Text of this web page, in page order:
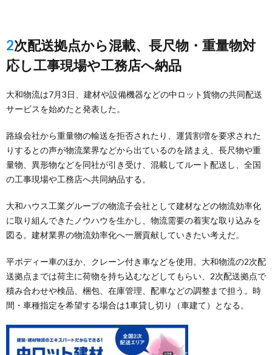
2次配送拠点から混載、長尺物・重量物対
応し工事現場や工務店へ納品
大和物流は7月3日、建材や設備機器などの中ロット貨物の共同配送
サービスを始めたと発表した。
路線会社から重量物の輸送を拒否されたり、運賃割増を要求された
りするとの声が物流業界などから出ているのを踏まえ、長尺物や重
量物、異形物などを同社が引き受け、混載してルート配送し、全国
の工事現場や工務店へ共同納品する。
大和ハウス工業グループの物流子会社として建材などの物流効率化
に取り組んできたノウハウを生かし、物流需要の着実な取り込みを
図る。建材業界の物流効率化へ一層貢献していきたい考えだ。
平ボディー車のほか、クレーン付き車などを使用。大和物流の2次配
送拠点までは荷主に荷物を持ち込むなどしてもらい、2次配送拠点で
積み合わせや検品、梱包、在庫管理、配車などの調整まで担う。時
間・車種指定を希望する場合は1車貸し切り（車建て）となる。